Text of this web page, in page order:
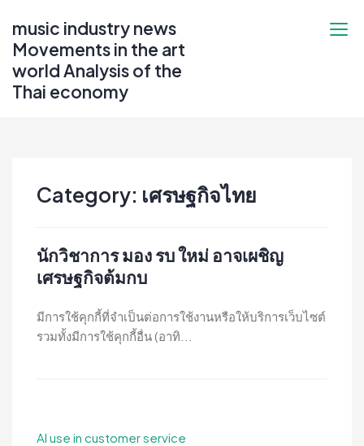
content
music industry news
Movements in the art
world Analysis of the
Thai economy
Category: เศรษฐกิจไทย
นักวิชาการ มอง รบ ใหม่ อาจเผชิญ
เศรษฐกิจต้มกบ
มีการใช้คุกกี้ที่จำเป็นต่อการใช้งานหรือให้บริการเว็บไซต์
รวมทั้งมีการใช้คุกกี้อื่น (อาทิ...
AI use in customer service